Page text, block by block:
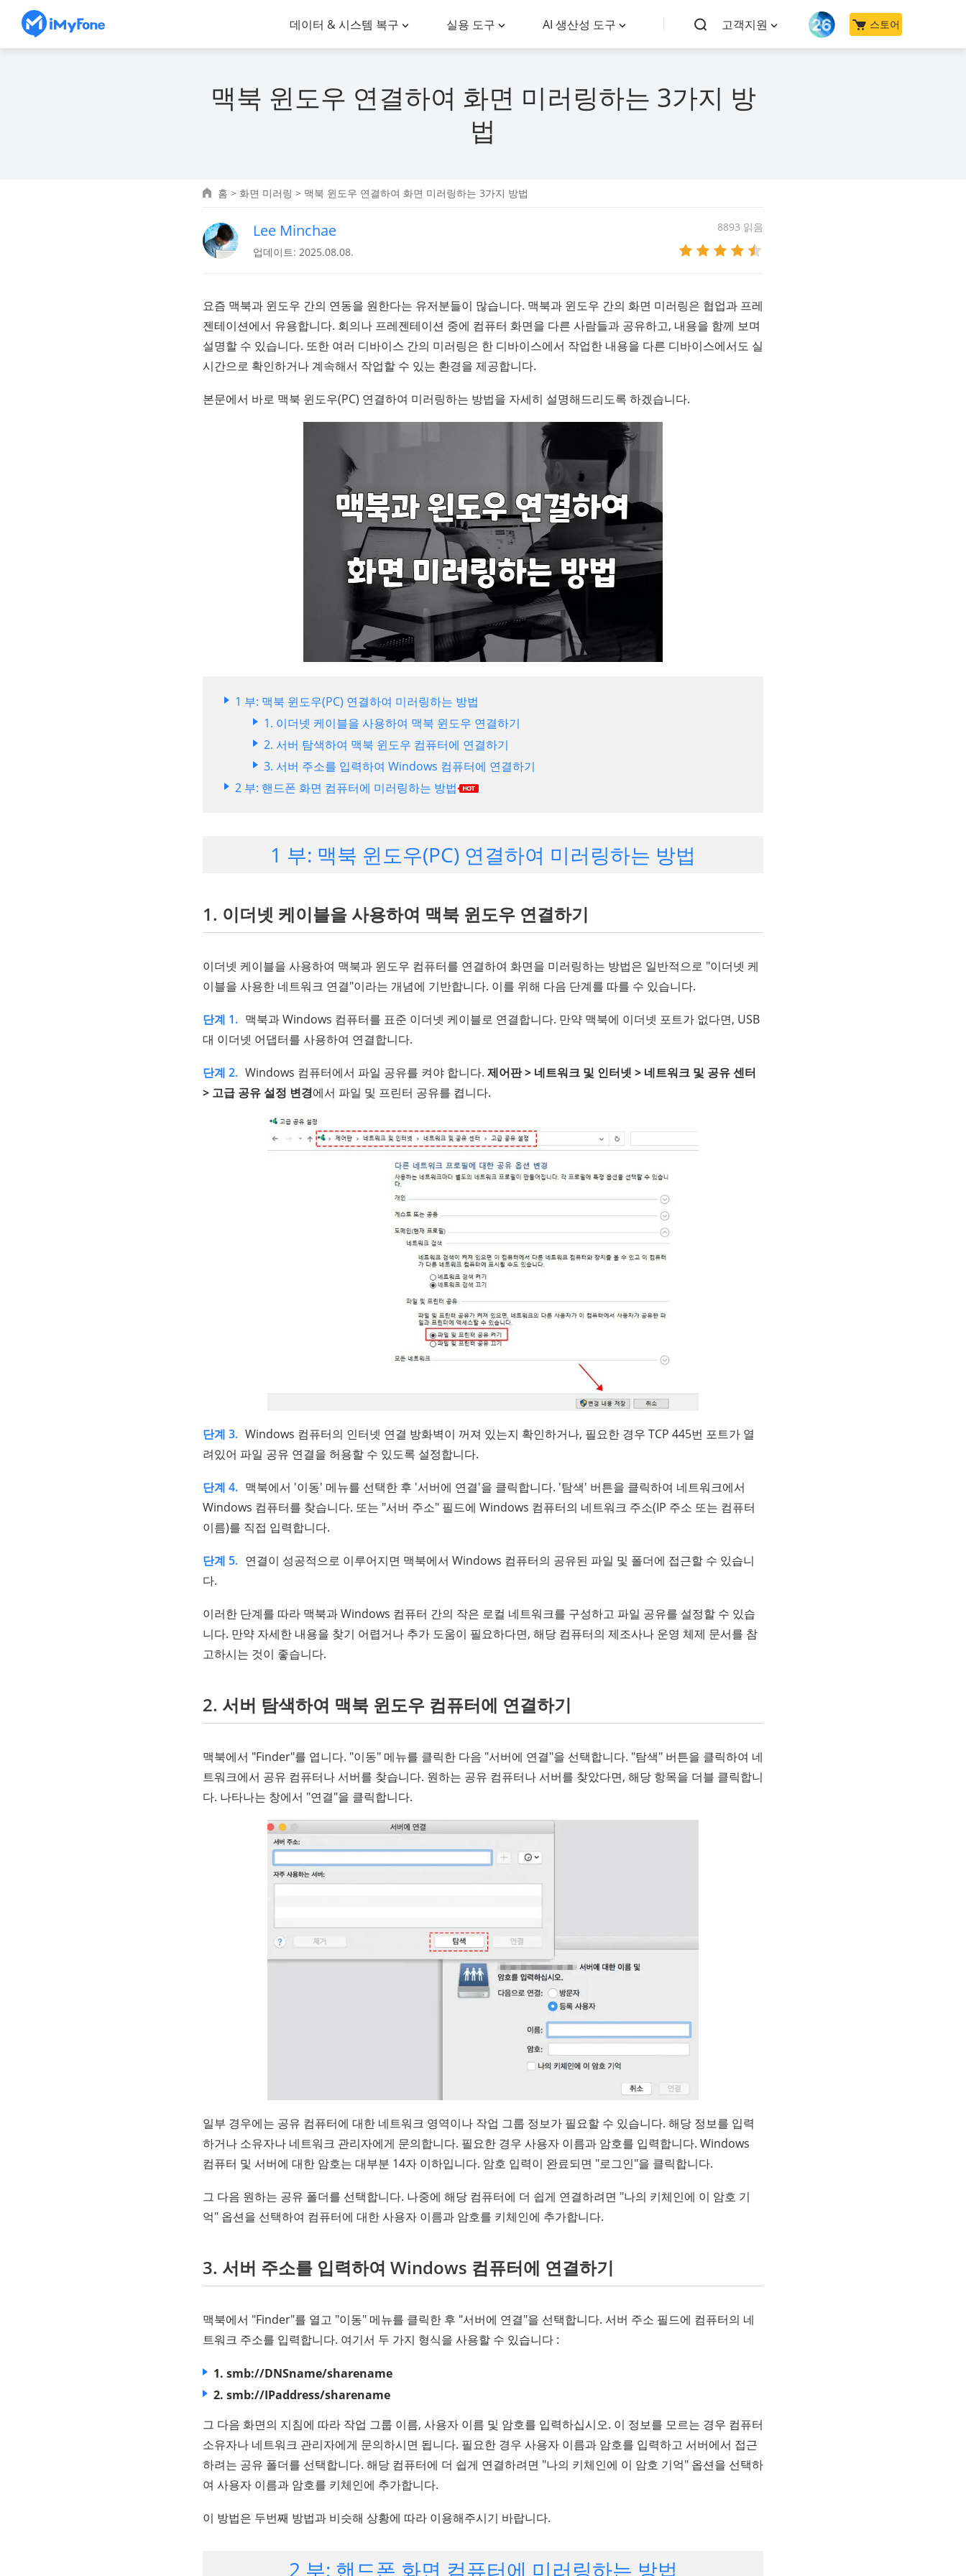
데이터 & 시스템 복구 실용 도구 AI 생산성 도구 고객지원 스토어
맥북 윈도우 연결하여 화면 미러링하는 3가지 방
법
홈 > 화면 미러링 > 맥북 윈도우 연결하여 화면 미러링하는 3가지 방법
Lee Minchae
업데이트: 2025.08.08.
8893 읽음
요즘 맥북과 윈도우 간의 연동을 원한다는 유저분들이 많습니다. 맥북과 윈도우 간의 화면 미러링은 협업과 프레
젠테이션에서 유용합니다. 회의나 프레젠테이션 중에 컴퓨터 화면을 다른 사람들과 공유하고, 내용을 함께 보며
설명할 수 있습니다. 또한 여러 디바이스 간의 미러링은 한 디바이스에서 작업한 내용을 다른 디바이스에서도 실
시간으로 확인하거나 계속해서 작업할 수 있는 환경을 제공합니다.
본문에서 바로 맥북 윈도우(PC) 연결하여 미러링하는 방법을 자세히 설명해드리도록 하겠습니다.
1 부: 맥북 윈도우(PC) 연결하여 미러링하는 방법
1. 이더넷 케이블을 사용하여 맥북 윈도우 연결하기
2. 서버 탐색하여 맥북 윈도우 컴퓨터에 연결하기
3. 서버 주소를 입력하여 Windows 컴퓨터에 연결하기
2 부: 핸드폰 화면 컴퓨터에 미러링하는 방법
1 부: 맥북 윈도우(PC) 연결하여 미러링하는 방법
1. 이더넷 케이블을 사용하여 맥북 윈도우 연결하기
이더넷 케이블을 사용하여 맥북과 윈도우 컴퓨터를 연결하여 화면을 미러링하는 방법은 일반적으로 "이더넷 케
이블을 사용한 네트워크 연결"이라는 개념에 기반합니다. 이를 위해 다음 단계를 따를 수 있습니다.
단계 1. 맥북과 Windows 컴퓨터를 표준 이더넷 케이블로 연결합니다. 만약 맥북에 이더넷 포트가 없다면, USB
대 이더넷 어댑터를 사용하여 연결합니다.
단계 2. Windows 컴퓨터에서 파일 공유를 켜야 합니다. 제어판 > 네트워크 및 인터넷 > 네트워크 및 공유 센터
> 고급 공유 설정 변경에서 파일 및 프린터 공유를 켭니다.
단계 3. Windows 컴퓨터의 인터넷 연결 방화벽이 꺼져 있는지 확인하거나, 필요한 경우 TCP 445번 포트가 열
려있어 파일 공유 연결을 허용할 수 있도록 설정합니다.
단계 4. 맥북에서 '이동' 메뉴를 선택한 후 '서버에 연결'을 클릭합니다. '탐색' 버튼을 클릭하여 네트워크에서
Windows 컴퓨터를 찾습니다. 또는 "서버 주소" 필드에 Windows 컴퓨터의 네트워크 주소(IP 주소 또는 컴퓨터
이름)를 직접 입력합니다.
단계 5. 연결이 성공적으로 이루어지면 맥북에서 Windows 컴퓨터의 공유된 파일 및 폴더에 접근할 수 있습니
다.
이러한 단계를 따라 맥북과 Windows 컴퓨터 간의 작은 로컬 네트워크를 구성하고 파일 공유를 설정할 수 있습
니다. 만약 자세한 내용을 찾기 어렵거나 추가 도움이 필요하다면, 해당 컴퓨터의 제조사나 운영 체제 문서를 참
고하시는 것이 좋습니다.
2. 서버 탐색하여 맥북 윈도우 컴퓨터에 연결하기
맥북에서 "Finder"를 엽니다. "이동" 메뉴를 클릭한 다음 "서버에 연결"을 선택합니다. "탐색" 버튼을 클릭하여 네
트워크에서 공유 컴퓨터나 서버를 찾습니다. 원하는 공유 컴퓨터나 서버를 찾았다면, 해당 항목을 더블 클릭합니
다. 나타나는 창에서 "연결"을 클릭합니다.
일부 경우에는 공유 컴퓨터에 대한 네트워크 영역이나 작업 그룹 정보가 필요할 수 있습니다. 해당 정보를 입력
하거나 소유자나 네트워크 관리자에게 문의합니다. 필요한 경우 사용자 이름과 암호를 입력합니다. Windows
컴퓨터 및 서버에 대한 암호는 대부분 14자 이하입니다. 암호 입력이 완료되면 "로그인"을 클릭합니다.
그 다음 원하는 공유 폴더를 선택합니다. 나중에 해당 컴퓨터에 더 쉽게 연결하려면 "나의 키체인에 이 암호 기
억" 옵션을 선택하여 컴퓨터에 대한 사용자 이름과 암호를 키체인에 추가합니다.
3. 서버 주소를 입력하여 Windows 컴퓨터에 연결하기
맥북에서 "Finder"를 열고 "이동" 메뉴를 클릭한 후 "서버에 연결"을 선택합니다. 서버 주소 필드에 컴퓨터의 네
트워크 주소를 입력합니다. 여기서 두 가지 형식을 사용할 수 있습니다 :
1. smb://DNSname/sharename
2. smb://IPaddress/sharename
그 다음 화면의 지침에 따라 작업 그룹 이름, 사용자 이름 및 암호를 입력하십시오. 이 정보를 모르는 경우 컴퓨터
소유자나 네트워크 관리자에게 문의하시면 됩니다. 필요한 경우 사용자 이름과 암호를 입력하고 서버에서 접근
하려는 공유 폴더를 선택합니다. 해당 컴퓨터에 더 쉽게 연결하려면 "나의 키체인에 이 암호 기억" 옵션을 선택하
여 사용자 이름과 암호를 키체인에 추가합니다.
이 방법은 두번째 방법과 비슷해 상황에 따라 이용해주시기 바랍니다.
2 부: 핸드폰 화면 컴퓨터에 미러링하는 방법